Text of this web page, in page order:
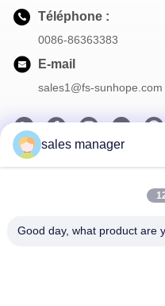
Téléphone :
0086-86363383
E-mail
sales1@fs-sunhope.com
Notre Newsletter
Abonnez-vous à notre
sales manager
Good day, what product are